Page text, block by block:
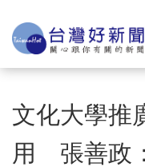
文化大學推
用 張善政